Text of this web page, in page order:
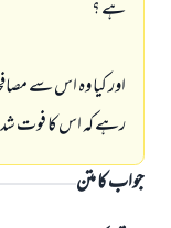
ہے ؟
اور كيا وہ اس سے
رہے كہ اس كا فوت
جواب کا متن